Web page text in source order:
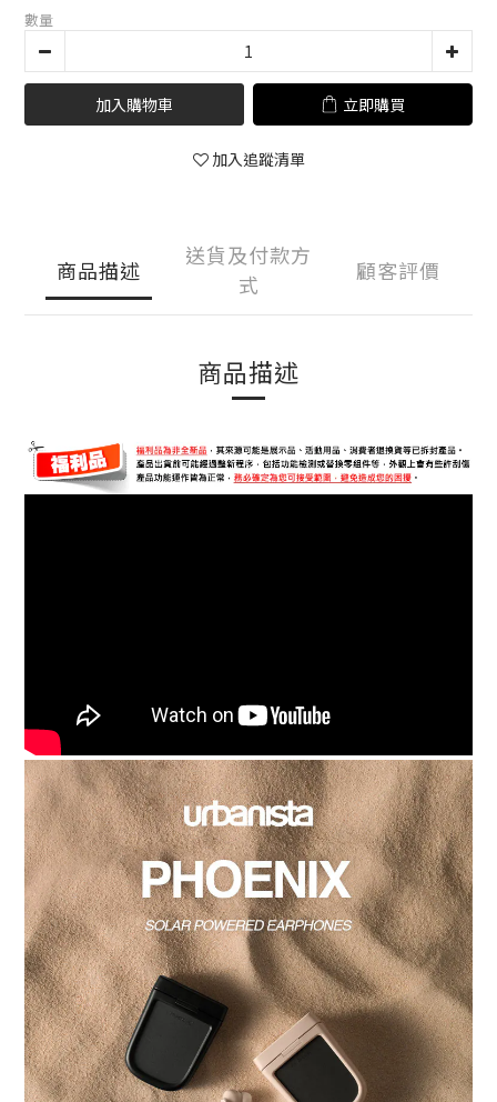
數量
加入購物車 立即購買
加入追蹤清單
商品描述
送貨及付款方
式
顧客評價
商品描述